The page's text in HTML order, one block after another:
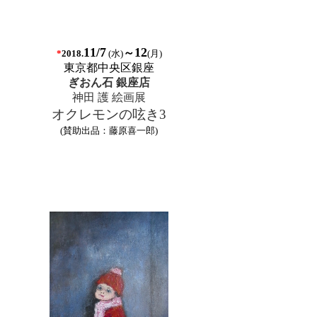
*2018.11/7 (水)～12(月 )
東京都中央区銀座
ぎおん石 銀座店
神田 護 絵画展
オクレモンの呟き3
(賛助出品：藤原喜一郎)